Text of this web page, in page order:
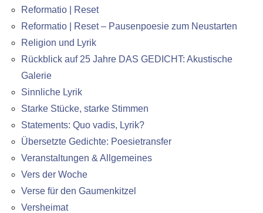
Reformatio | Reset
Reformatio | Reset – Pausenpoesie zum Neustarten
Religion und Lyrik
Rückblick auf 25 Jahre DAS GEDICHT: Akustische
Galerie
Sinnliche Lyrik
Starke Stücke, starke Stimmen
Statements: Quo vadis, Lyrik?
Übersetzte Gedichte: Poesietransfer
Veranstaltungen & Allgemeines
Vers der Woche
Verse für den Gaumenkitzel
Versheimat